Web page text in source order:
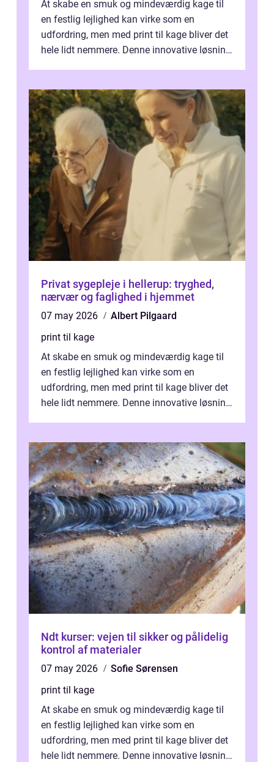
At skabe en smuk og mindeværdig kage til
en festlig lejlighed kan virke som en
udfordring, men med print til kage bliver det
hele lidt nemmere. Denne innovative løsning
Privat sygepleje i hellerup: tryghed,
nærvær og faglighed i hjemmet
07 may 2026
Albert Pilgaard
print til kage
At skabe en smuk og mindeværdig kage til
en festlig lejlighed kan virke som en
udfordring, men med print til kage bliver det
hele lidt nemmere. Denne innovative løsning
Ndt kurser: vejen til sikker og pålidelig
kontrol af materialer
07 may 2026
Sofie Sørensen
print til kage
At skabe en smuk og mindeværdig kage til
en festlig lejlighed kan virke som en
udfordring, men med print til kage bliver det
hele lidt nemmere. Denne innovative løsning